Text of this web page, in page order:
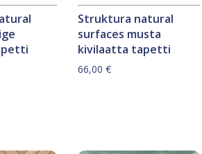
Struktura natural
surfaces musta
kivilaatta tapetti
66,00€